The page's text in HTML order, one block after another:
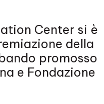
Center si è
della
promosso
e Fondazione